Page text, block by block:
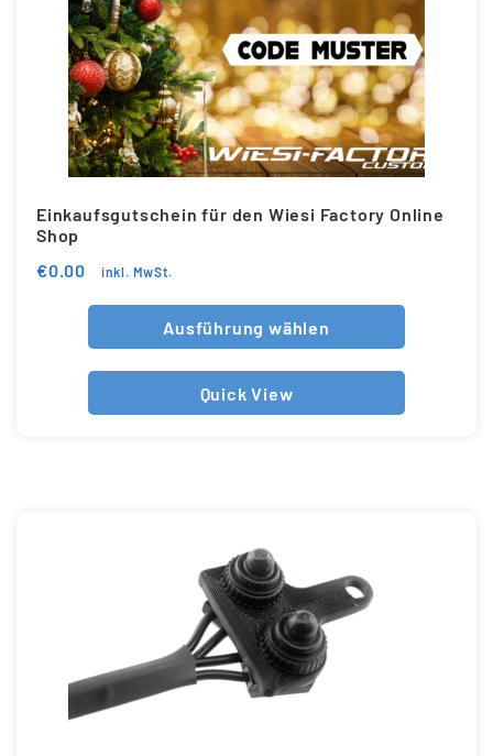
Einkaufsgutschein für den Wiesi Factory Online
Shop
€0.00 inkl. MwSt.
Ausführung wählen
Quick View